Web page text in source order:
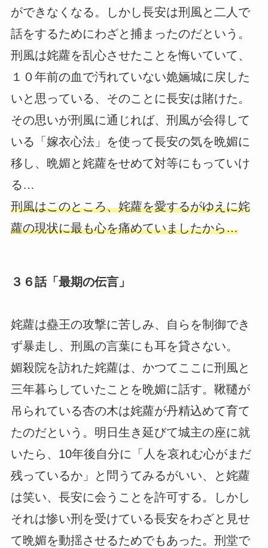
ができなくなる。しかし長安は刑風と二人で
話をするためにわざと捕まったのだという。
刑風は姹蘿を乱心させたことを悔いていて、
１０年前の血で汚れていない姽婳城に戻した
いと思っている、そのことに長安は賭けた。
その思いが刑風に通じれば、刑風が会得して
いる「嫁衣心法」を使って長安の気を晩媚に
移し、晩媚と姹蘿をせめて対等にもっていけ
る…
刑風はこのところ、姹蘿を愛するがゆえに姹
蘿の現状に最も心を痛めていましたから…
３６話「最期の伝言」
姹蘿は蠱王の攻撃に苦しみ、自らを制御でき
ず暴走し、刑風の言葉にも耳を貸さない。
媚殺院を訪れた姹蘿は、かつてここに刑風と
三年暮らしていたことを晩媚に話す。鞦韆が
吊られている杏の木は姹蘿が丹精込めて育て
たのだという。明日生き延びて城主の座に就
いたら、10年後自分に「人を哀れむ心がまだ
残っているか」と問うてみるがいい、と姹蘿
は笑い、長安に会うことを許可する。しかし
それは惨い刑を受けている長安をわざと見せ
て晩媚を動揺させるためでもあった。刑堂で